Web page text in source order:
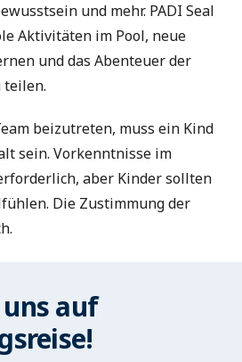
und mehr. PADI Seal
Aktivitäten im Pool, neue
und das Abenteuer der
teilen.
beizutreten, muss ein Kind
sein. Vorkenntnisse im
aber Kinder sollten
Die Zustimmung der
auf